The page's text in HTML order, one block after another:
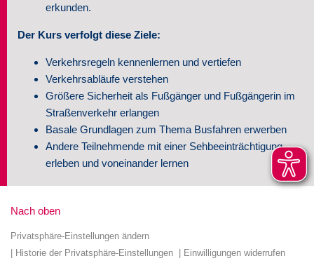
erkunden.
Der Kurs verfolgt diese Ziele:
Verkehrsregeln kennenlernen und vertiefen
Verkehrsabläufe verstehen
Größere Sicherheit als Fußgänger und Fußgängerin im
Straßenverkehr erlangen
Basale Grundlagen zum Thema Busfahren erwerben
Andere Teilnehmende mit einer Sehbeeinträchtigung
erleben und voneinander lernen
Nach oben
Privatsphäre-Einstellungen ändern
Historie der Privatsphäre-Einstellungen
Einwilligungen widerrufen